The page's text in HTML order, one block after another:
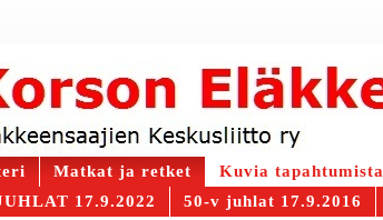
Matkat ja retket Kuvia tapahtumista
17.9.2022 50-v juhlat 17.9.2016